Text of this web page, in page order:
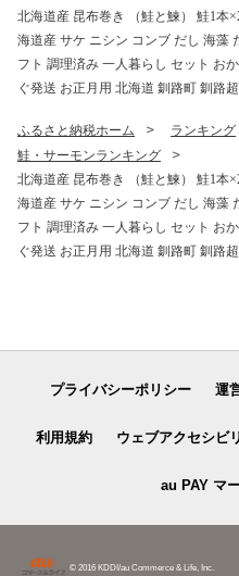
北海道産 昆布巻き （鮭と鰊） 鮭1本
海道産 サケ ニシン コンブ だし 海藻
フト 調理済み 一人暮らし セット お
ぐ発送 お正月用 北海道 釧路町 釧路
ふるさと納税ホーム ランキング
鮭・サーモンランキング
北海道産 昆布巻き （鮭と鰊） 鮭1本
海道産 サケ ニシン コンブ だし 海藻
フト 調理済み 一人暮らし セット お
ぐ発送 お正月用 北海道 釧路町 釧路
プライバシーポリシー 運
利用規約 ウェブアクセシビ
au PAY マ
© 2016 KDDI/au Commerce & Life, Inc.